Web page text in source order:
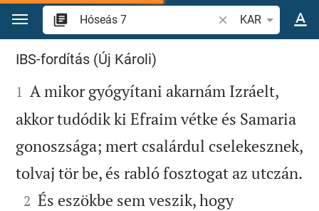
Ugrás a tartalomra
Igevers vagy szó
KAR
Hóseás 7
IBS-fordítás (Új Károli)

1 A mikor gyógyítani akarnám Izráelt,
akkor tudódik ki Efraim vétke és Samaria
gonoszsága; mert csalárdul cselekesznek,
tolvaj tör be, és rabló fosztogat az utczán.

2 És eszökbe sem veszik, hogy